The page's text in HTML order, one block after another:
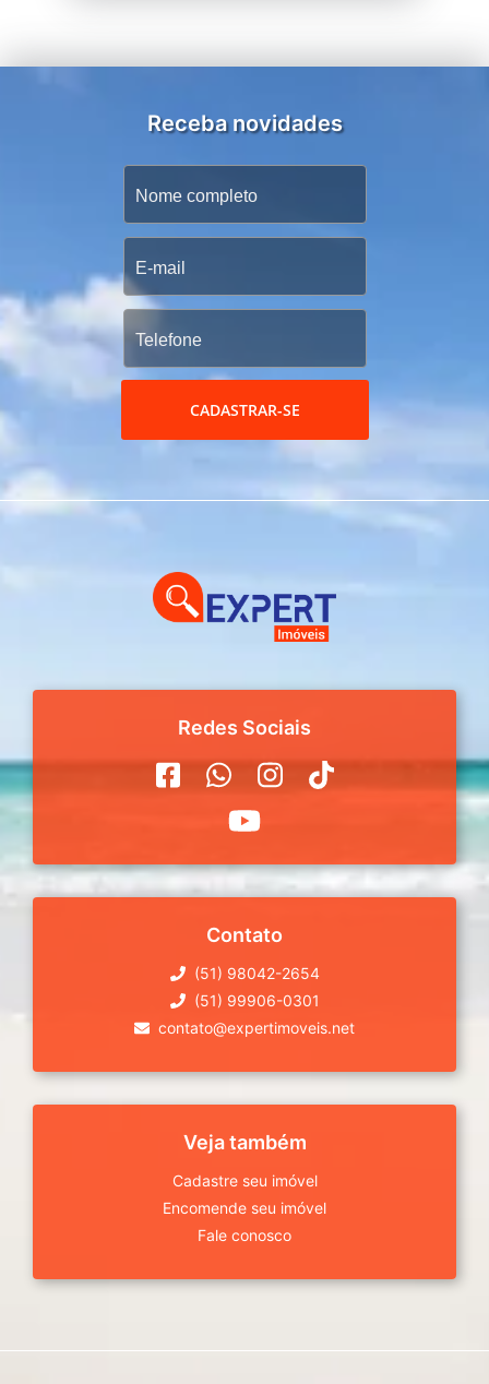
Receba novidades
CADASTRAR-SE
Redes Sociais
Contato
(51) 98042-2654
(51) 99906-0301
contato@expertimoveis.net
Veja também
Cadastre seu imóvel
Encomende seu imóvel
Fale conosco